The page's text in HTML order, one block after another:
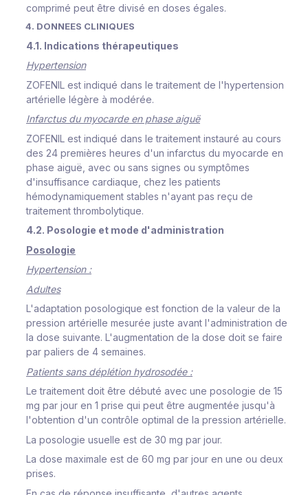
comprimé peut être divisé en doses égales.
4. DONNEES CLINIQUES
4.1. Indications thérapeutiques
Hypertension
ZOFENIL est indiqué dans le traitement de l'hypertension
artérielle légère à modérée.
Infarctus du myocarde en phase aiguë
ZOFENIL est indiqué dans le traitement instauré au cours
des 24 premières heures d'un infarctus du myocarde en
phase aiguë, avec ou sans signes ou symptômes
d'insuffisance cardiaque, chez les patients
hémodynamiquement stables n'ayant pas reçu de
traitement thrombolytique.
4.2. Posologie et mode d'administration
Posologie
Hypertension :
Adultes
L'adaptation posologique est fonction de la valeur de la
pression artérielle mesurée juste avant l'administration de
la dose suivante. L'augmentation de la dose doit se faire
par paliers de 4 semaines.
Patients sans déplétion hydrosodée :
Le traitement doit être débuté avec une posologie de 15
mg par jour en 1 prise qui peut être augmentée jusqu'à
l'obtention d'un contrôle optimal de la pression artérielle.
La posologie usuelle est de 30 mg par jour.
La dose maximale est de 60 mg par jour en une ou deux
prises.